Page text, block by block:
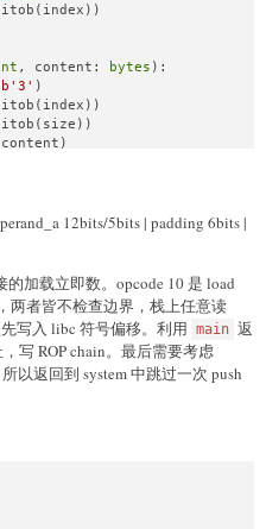
, content: bytes ):
b'3' )
b'\n'), 16) + 8
')
12bits/5bits | padding 6bits |
加载立即数。opcode 10 是 load
两者皆不检查边界，栈上任意读
写入 libc 符号偏移。利用 main 返
写 ROP chain。最后需要考虑
以返回到 system 中跳过一次 push